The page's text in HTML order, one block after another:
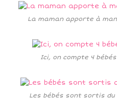
La maman apporte à
Ici, on compte 4 bébés
Les bébés sont sortis du